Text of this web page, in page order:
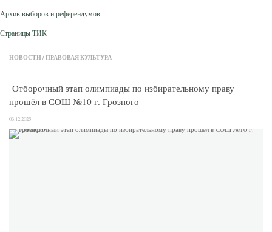
Архив выборов и референдумов
Страницы ТИК
НОВОСТИ /ПРАВОВАЯ КУЛЬТУРА
Отборочный этап олимпиады по избирательному праву
прошёл в СОШ №10 г. Грозного
03.12.2025